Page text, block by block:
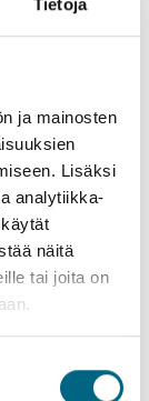
ja mainosten
Lisäksi
analytiikka-
näitä
tai joita on